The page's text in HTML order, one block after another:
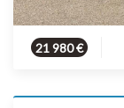
Hybride
21 980 €